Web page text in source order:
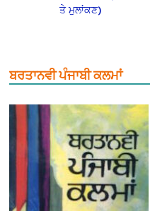
ਤੇ ਮੁਲਾਂਕਣ)
ਬਰਤਾਨਵੀ ਪੰਜਾਬੀ ਕਲਮਾਂ